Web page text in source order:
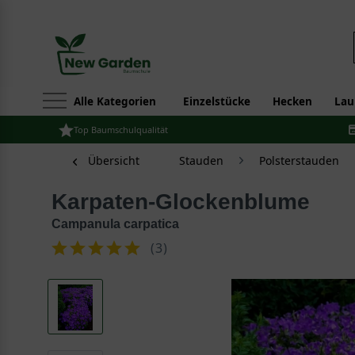
Alle Kategorien Einzelstücke Hecken
Top Baumschulqualität
Übersicht Stauden Polsterstauden
Karpaten-Glockenblume
Campanula carpatica
(3)